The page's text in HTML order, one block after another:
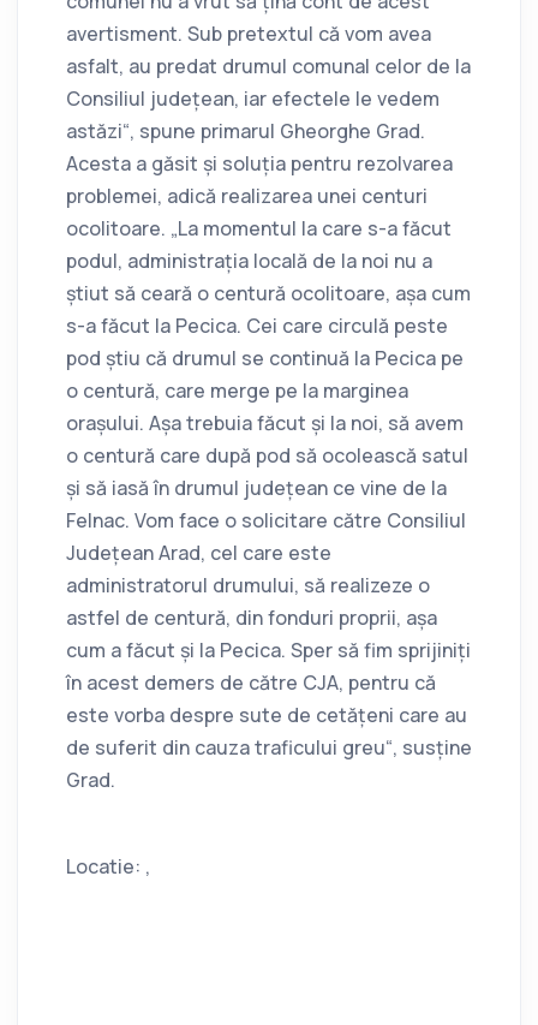
avertisment. Sub pretextul că vom avea
asfalt, au predat drumul comunal celor de la
Consiliul județean, iar efectele le vedem
astăzi“, spune primarul Gheorghe Grad.
Acesta a găsit și soluția pentru rezolvarea
problemei, adică realizarea unei centuri
ocolitoare. „La momentul la care s-a făcut
podul, administrația locală de la noi nu a
știut să ceară o centură ocolitoare, așa cum
s-a făcut la Pecica. Cei care circulă peste
pod știu că drumul se continuă la Pecica pe
o centură, care merge pe la marginea
orașului. Așa trebuia făcut și la noi, să avem
o centură care după pod să ocolească satul
și să iasă în drumul județean ce vine de la
Felnac. Vom face o solicitare către Consiliul
Județean Arad, cel care este
administratorul drumului, să realizeze o
astfel de centură, din fonduri proprii, așa
cum a făcut și la Pecica. Sper să fim sprijiniți
în acest demers de către CJA, pentru că
este vorba despre sute de cetățeni care au
de suferit din cauza traficului greu“, susține
Grad.
Locatie: ,